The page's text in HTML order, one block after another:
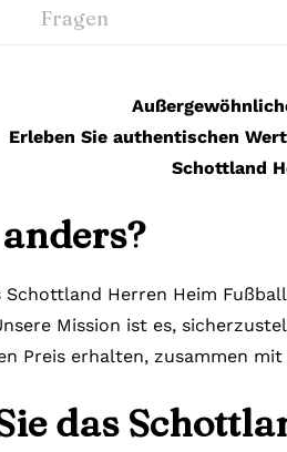
Fragen
Erleben Sie authentischen
Schottland
Schottland Herren Heim
Mission ist es,
Preis erhalten, zusammen
das